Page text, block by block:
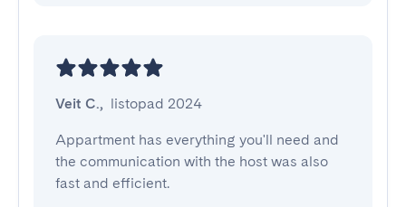
Veit C., listopad 2024
Appartment has everything you'll need and
the communication with the host was also
fast and efficient.